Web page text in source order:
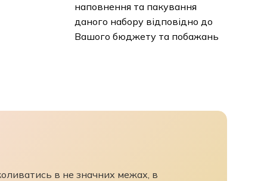
наповнення та пакування
даного набору відповідно до
Вашого бюджету та побажань
в не значних межах, в